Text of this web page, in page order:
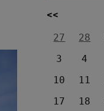
<<
27
28
3
4
10
11
17
18